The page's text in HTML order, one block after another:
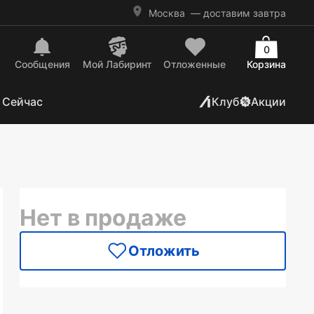
Москва — доставим завтра
Сообщения Mой Лабиринт Отложенные Корзина
0
Клуб Акции
Нет в продаже
Отложить